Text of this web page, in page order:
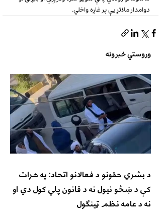
دوامدار ملاتړ یې پر غاړه واخلي.
وروستي خبرونه
د بشري حقونو د فعالانو اتحاد: په هرات
کې د ښځو نیول نه د قانون پلي کول دي او
نه د عامه نظم ټینګول